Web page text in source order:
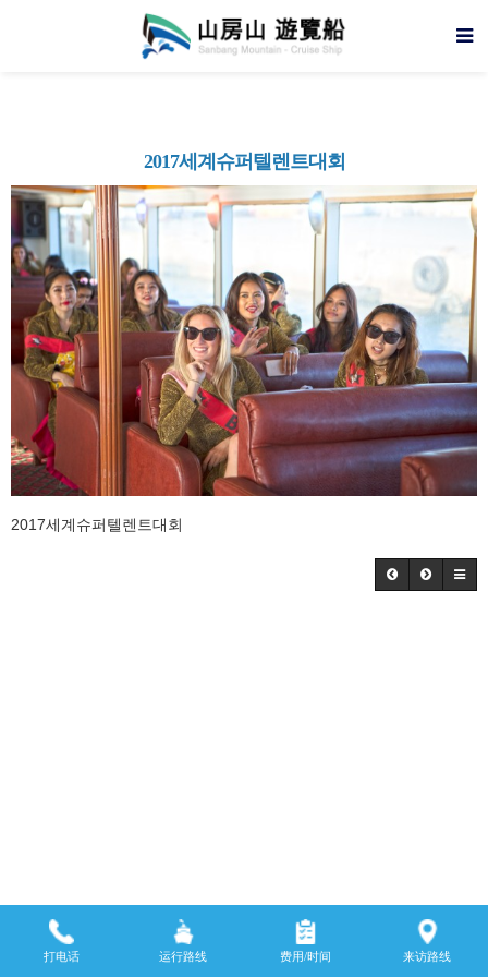
2017세계슈퍼텔렌트대회
2017세계슈퍼텔렌트대회
打电话 运行路线 费用/时间 来访路线